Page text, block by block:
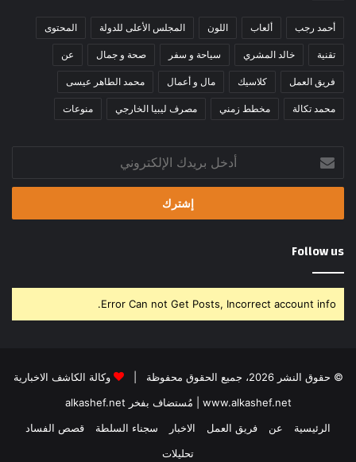
أحمد رجب ألعاب اللون المجلس الأعلى للدولة المحتوى
تقنية خالد المشري سياحة و سفر صحة و جمال عن
فريق العمل كلاسيك مال و أعمال محمد الطاهر عيسى
محمد تكالة مخطط زمني مصرف ليبيا الخارجي منوعات
بريدك
الإلكتروني
Follow us
Error Can not Get Posts, Incorrect account info.
© حقوق النشر 2026، جميع الحقوق محفوظة |
وكالة الكاشف الاخبارية
www.alkashef.net | مُستضاف بفخر alkashef.net
الرئيسية
عن فريق العمل الاخبار سجناء السلطة
قصص الفساد
تحليلات